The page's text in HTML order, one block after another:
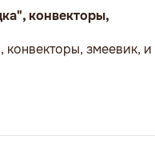
конвекторы,
змеевик, и